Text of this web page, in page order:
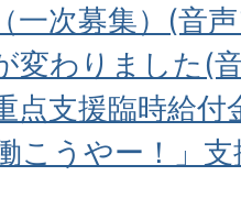
一次募集）(音
変わりました(
点支援臨時給
こうやー！」